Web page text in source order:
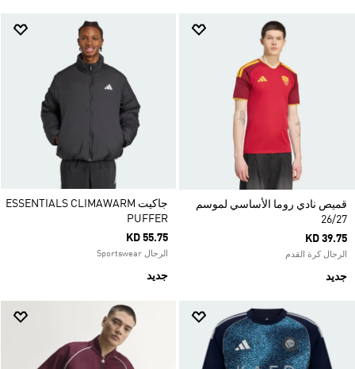
قميص نادي روما الأساسي لموسم
26/27
KD 39.75
الرجال كرة القدم
جديد
جاكيت ESSENTIALS CLIMAWARM
PUFFER
KD 55.75
الرجال Sportswear
جديد